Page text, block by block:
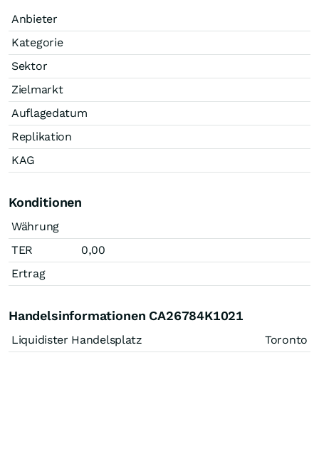
Anbieter
Kategorie
Sektor
Zielmarkt
Auflagedatum
Replikation
KAG
Konditionen
Währung
TER
0,00
Ertrag
Handelsinformationen CA26784K1021
Liquidister Handelsplatz Toronto